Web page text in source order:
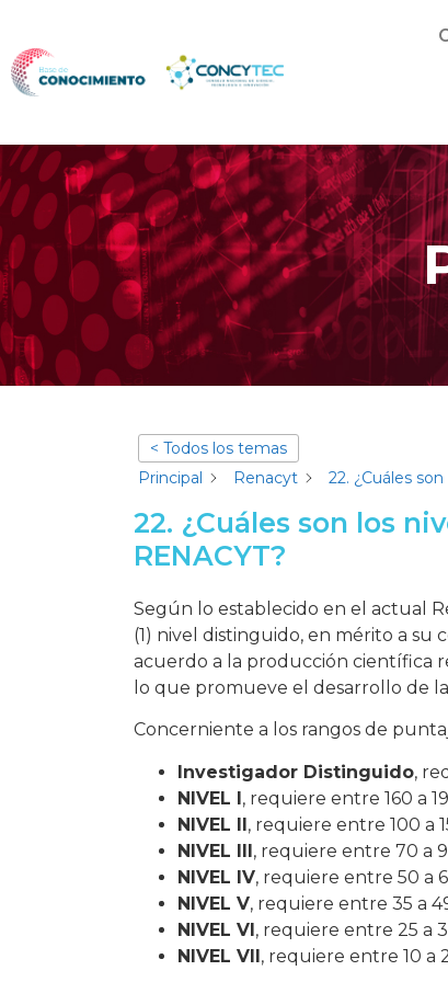
< Todos los temas
Principal
Renacyt 22. ¿Cuáles
22. ¿Cuáles son los
RENACYT?
Según lo establecido en el actual
(1) nivel distinguido, en mérito a su
acuerdo a la producción científica
lo que promueve el desarrollo de
Concerniente a los rangos de
Investigador Distinguido,
NIVEL I, requiere entre 160 a
NIVEL II, requiere entre 100 a
NIVEL III, requiere entre 70 a
NIVEL IV, requiere entre 50 a
NIVEL V, requiere entre 35 a
NIVEL VI, requiere entre 25 a
NIVEL VII, requiere entre 10 a